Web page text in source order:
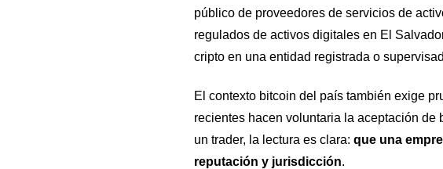
público de proveedores de servicios de
regulados de activos digitales en El
cripto en una entidad registrada o
El contexto bitcoin del país también exige
recientes hacen voluntaria la aceptación
un trader, la lectura es clara: que una
reputación y jurisdicción.